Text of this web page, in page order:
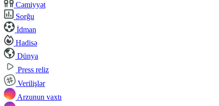
Cəmiyyət
Sorğu
İdman
Hadisə
Dünya
Press reliz
Verilişlər
Arzunun vaxtı